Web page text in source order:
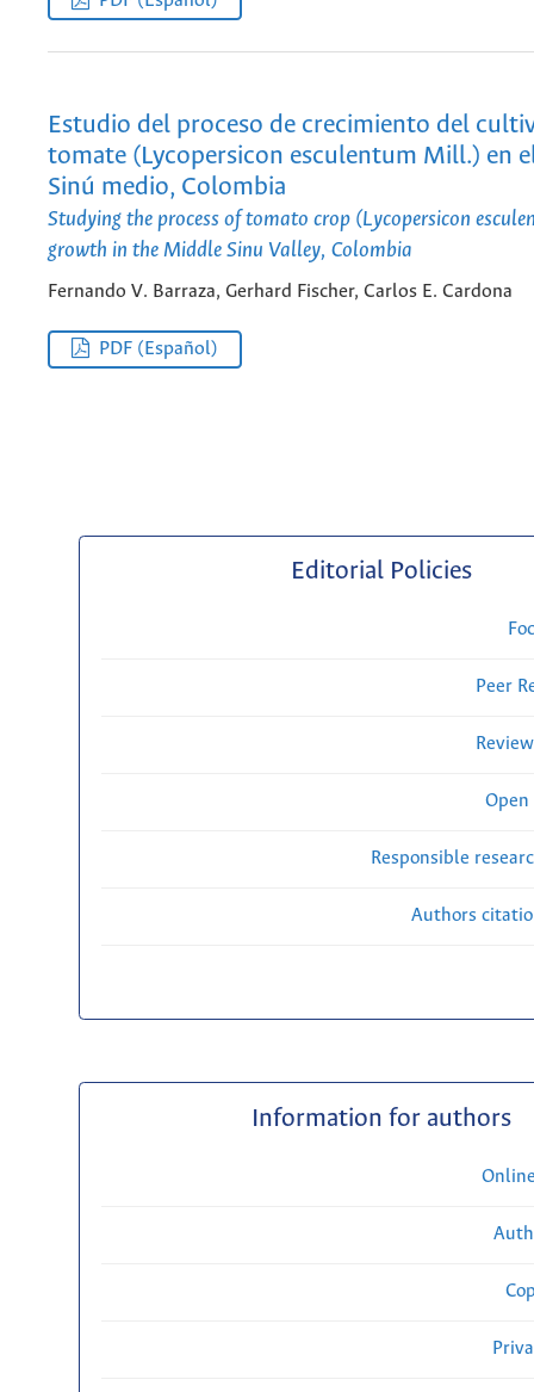
Estudio del proceso de crecimiento del
tomate (Lycopersicon esculentum Mill.) en
Sinú medio, Colombia
Studying the process of tomato crop (Lycopersicon
growth in the Middle Sinu Valley, Colombia
Fernando V. Barraza, Gerhard Fischer, Carlos E. Cardona
PDF (Español)
Editorial Policies
Peer
Open
Responsible
Authors
Information for authors